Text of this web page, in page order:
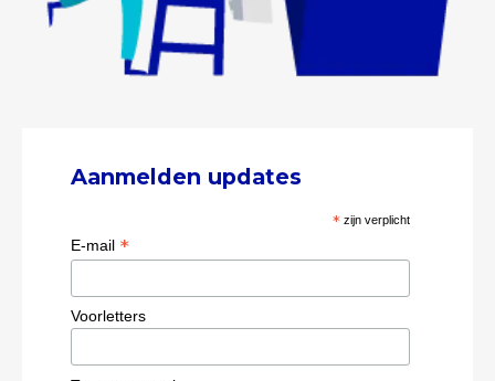
Aanmelden updates
* zijn verplicht
E-mail *
Voorletters